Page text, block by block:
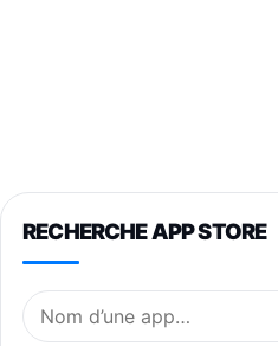
RECHERCHE APP STORE
Nom de l’application